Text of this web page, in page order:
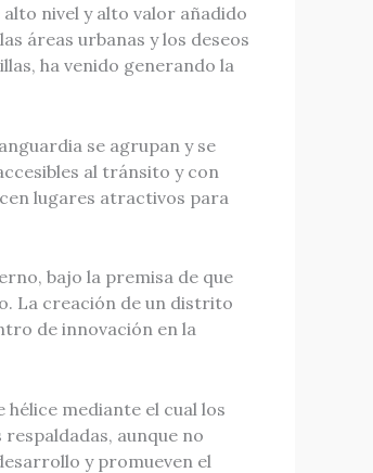
nivel y alto valor añadido
áreas urbanas y los deseos
ha venido generando la
se agrupan y se
al tránsito y con
lugares atractivos para
bajo la premisa de que
La creación de un distrito
de innovación en la
mediante el cual los
aunque no
y promueven el